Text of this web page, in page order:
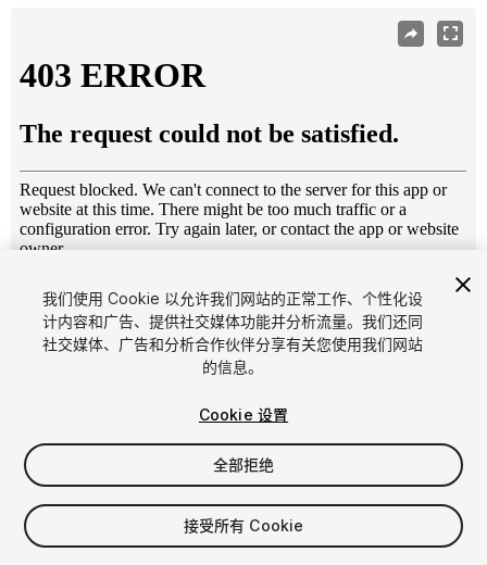
1/12
$4.99
增值税将在结算时计算
我们使用 Cookie 以允许我们网站的正常工作、个性化设
计内容和广告、提供社交媒体功能并分析流量。我们还同
社交媒体、广告和分析合作伙伴分享有关您使用我们网站
的信息。
Cookie 设置
全部拒绝
接受所有 Cookie